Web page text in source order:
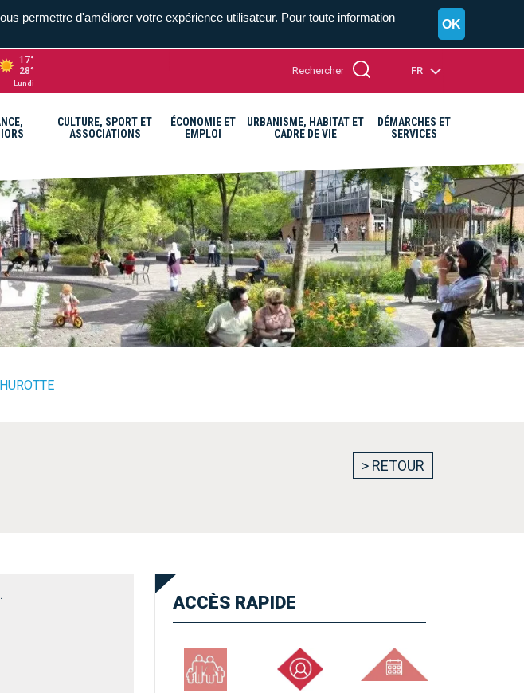
17°
28°
Lundi
Rechercher FR
CULTURE, SPORT ET
ASSOCIATIONS
ÉCONOMIE ET
EMPLOI
URBANISME, HABITAT ET
CADRE DE VIE
DÉMARCHES ET
SERVICES
A= A- A+
> RETOUR
ACCÈS RAPIDE
permettre d'améliorer votre expérience utilisateur. Pour toute information
OK